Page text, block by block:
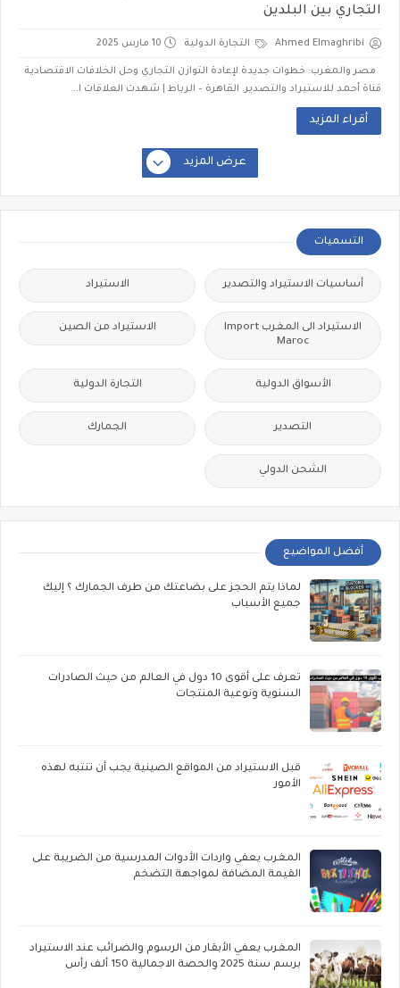
التجاري بين البلدين
Ahmed Elmaghribi التجارة الدولية 10 مارس 2025
مصر والمغرب: خطوات جديدة لإعادة التوازن التجاري وحل الخلافات الاقتصادية
قناة أحمد للاستيراد والتصدير. القاهرة – الرباط | شهدت العلاقات ا...
أقراء المزيد
عرض المزيد
التسميات
أساسيات الاستيراد والتصدير الاستيراد
الاستيراد الى المغرب Import
Maroc
الاستيراد من الصين
الأسواق الدولية التجارة الدولية
التصدير الجمارك
الشحن الدولي
أفضل المواضيع
لماذا يتم الحجز على بضاعتك من طرف الجمارك ؟ إليك
جميع الأسباب
تعرف على أقوى 10 دول في العالم من حيث الصادرات
السنوية ونوعية المنتجات
قبل الاستيراد من المواقع الصينية يجب أن تنتبه لهذه
الأمور
المغرب يعفي واردات الأدوات المدرسية من الضريبة على
القيمة المضافة لمواجهة التضخم
المغرب يعفي الأبقار من الرسوم والضرائب عند الاستيراد
برسم سنة 2025 والحصة الاجمالية 150 ألف رأس